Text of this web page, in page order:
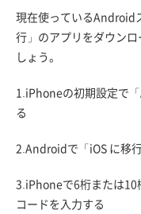
現在使っているAndroid
行」のアプリをダウン
しょう。
1.iPhoneの初期設定で
る
2.Androidで「iOS に移
3.iPhoneで6桁または
コードを入力する